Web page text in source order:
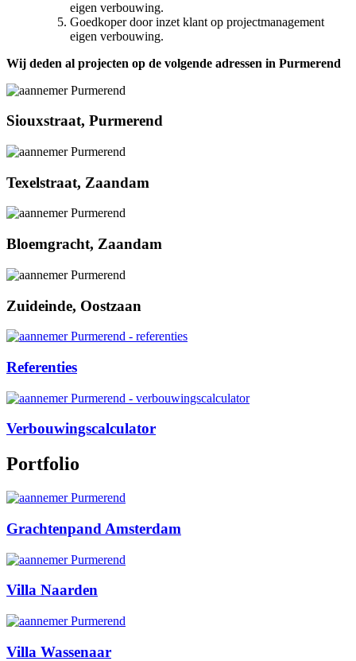
eigen verbouwing.
Goedkoper door inzet klant op projectmanagement
eigen verbouwing.
Wij deden al projecten op de volgende adressen in Purmerend
Siouxstraat, Purmerend
Texelstraat, Zaandam
Bloemgracht, Zaandam
Zuideinde, Oostzaan
Referenties
Verbouwingscalculator
Portfolio
Grachtenpand Amsterdam
Villa Naarden
Villa Wassenaar